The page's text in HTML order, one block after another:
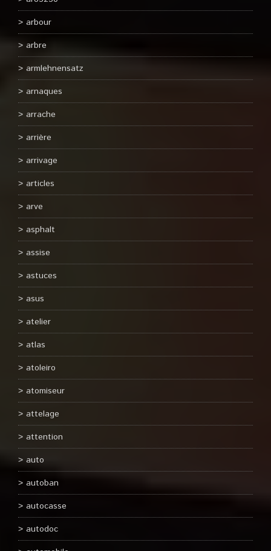
arbour
arbre
armlehnensatz
arnaques
arrache
arrière
arrivage
articles
arve
asphalt
assise
astuces
asus
atelier
atlas
atoleiro
atomiseur
attelage
attention
auto
autoban
autocasse
autodoc